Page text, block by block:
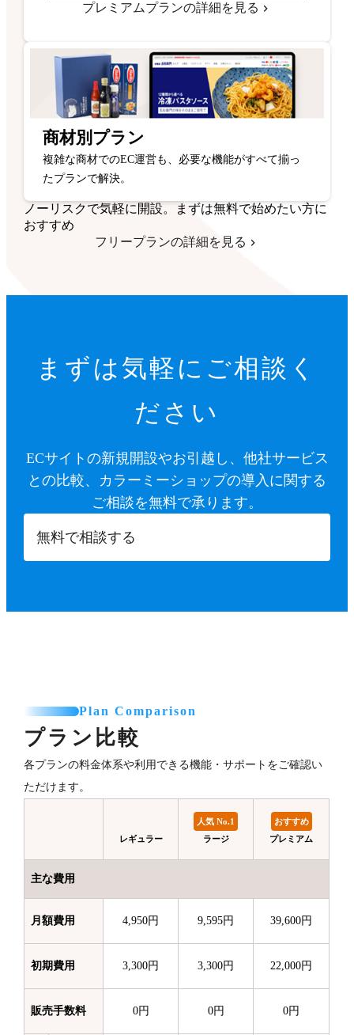
プレミアムプランの詳細を見る
商材別プラン
複雑な商材でのEC運営も、必要な機能がすべて揃っ
たプランで解決。
ノーリスクで気軽に開設。まずは無料で始めたい方に
おすすめ
フリープランの詳細を見る
まずは気軽にご相談く
ださい
ECサイトの新規開設やお引越し、他社サービス
との比較、カラーミーショップの導入に関する
ご相談を無料で承ります。
無料で相談する
Plan Comparison
プラン比較
各プランの料金体系や利用できる機能・サポートをご確認い
ただけます。
レギュラー
人気 No.1
ラージ
おすすめ
プレミアム
主な費用
月額費用 4,950円 9,595円 39,600円
初期費用 3,300円 3,300円 22,000円
販売手数料 0円 0円 0円